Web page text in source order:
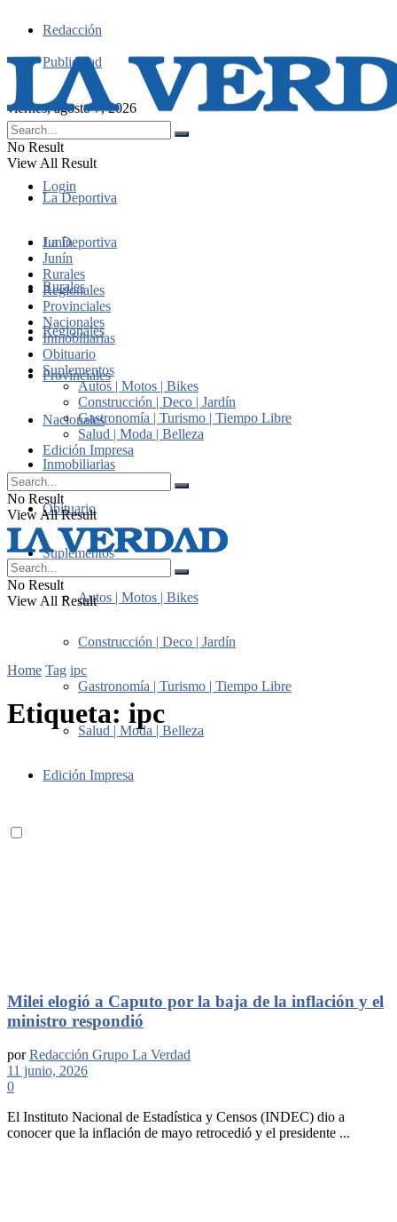
Redacción
Publicidad
viernes, agosto 7, 2026
Login
No Result
View All Result
La Deportiva
Junín
Rurales
Regionales
Provinciales
Nacionales
Inmobiliarias
Obituario
Suplementos
Autos | Motos | Bikes
Construcción | Deco | Jardín
Gastronomía | Turismo | Tiempo Libre
Salud | Moda | Belleza
Edición Impresa
La Deportiva
Junín
Rurales
Regionales
Provinciales
Nacionales
Inmobiliarias
Obituario
Suplementos
Autos | Motos | Bikes
Construcción | Deco | Jardín
Gastronomía | Turismo | Tiempo Libre
Salud | Moda | Belleza
Edición Impresa
No Result
View All Result
No Result
View All Result
Home Tag ipc
Etiqueta: ipc
Milei elogió a Caputo por la baja de la inflación y el
ministro respondió
por Redacción Grupo La Verdad
11 junio, 2026
0
El Instituto Nacional de Estadística y Censos (INDEC) dio a
conocer que la inflación de mayo retrocedió y el presidente ...